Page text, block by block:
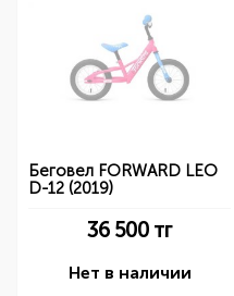
Беговел FORWARD LEO
D-12 (2019)
36 500 тг
Нет в наличии